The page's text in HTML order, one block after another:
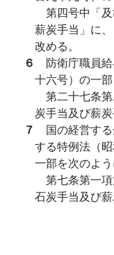
第四号中「
薪炭手当」に
改める。
６ 防衛庁職員
十六号）の一
第二十七条
炭手当及び薪炭
７ 国の経営す
する特例法（
一部を次のよう
第七条第一
石炭手当及び薪